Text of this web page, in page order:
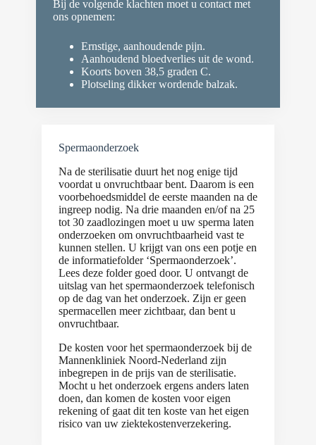
Bij de volgende klachten moet u contact met
ons opnemen:
Ernstige, aanhoudende pijn.
Aanhoudend bloedverlies uit de wond.
Koorts boven 38,5 graden C.
Plotseling dikker wordende balzak.
Spermaonderzoek
Na de sterilisatie duurt het nog enige tijd
voordat u onvruchtbaar bent. Daarom is een
voorbehoedsmiddel de eerste maanden na de
ingreep nodig. Na drie maanden en/of na 25
tot 30 zaadlozingen moet u uw sperma laten
onderzoeken om onvruchtbaarheid vast te
kunnen stellen. U krijgt van ons een potje en
de informatiefolder ‘Spermaonderzoek’.
Lees deze folder goed door. U ontvangt de
uitslag van het spermaonderzoek telefonisch
op de dag van het onderzoek. Zijn er geen
spermacellen meer zichtbaar, dan bent u
onvruchtbaar.
De kosten voor het spermaonderzoek bij de
Mannenkliniek Noord-Nederland zijn
inbegrepen in de prijs van de sterilisatie.
Mocht u het onderzoek ergens anders laten
doen, dan komen de kosten voor eigen
rekening of gaat dit ten koste van het eigen
risico van uw ziektekostenverzekering.